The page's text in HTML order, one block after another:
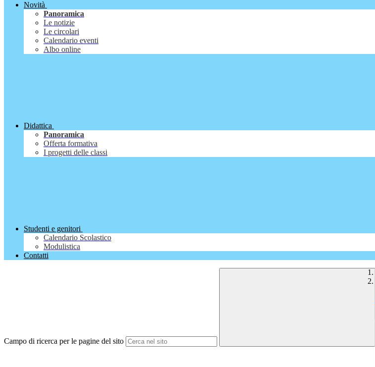
Novità
Panoramica
Le notizie
Le circolari
Calendario eventi
Albo online
Didattica
Panoramica
Offerta formativa
I progetti delle classi
Studenti e genitori
Calendario Scolastico
Modulistica
Contatti
Campo di ricerca per le pagine del sito